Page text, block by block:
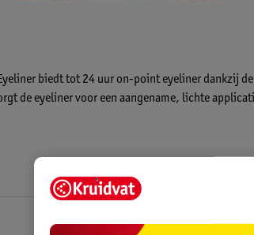
biedt tot 24 uur on-point eyeliner dankzij
de eyeliner voor een aangename, lichte